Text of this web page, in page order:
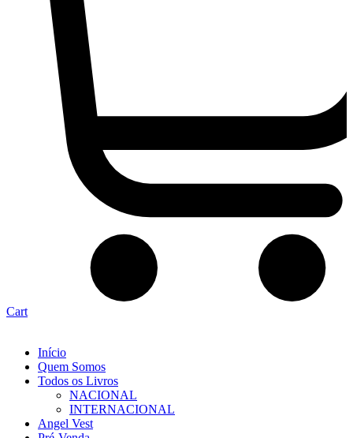
Cart
Início
Quem Somos
Todos os Livros
NACIONAL
INTERNACIONAL
Angel Vest